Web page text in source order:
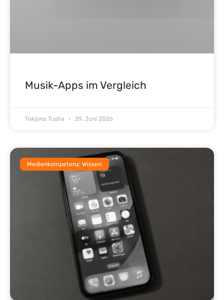
Musik-Apps im Vergleich
Tokjona Tusha 29. Juni 2026
Medienkompetenz: Wissen